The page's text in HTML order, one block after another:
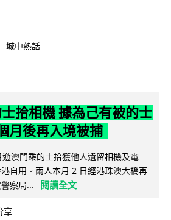
城中熱話
拾相機 據為己有被的士
月後再入境被捕
澳門乘的士拾獲他人遺留相機及電
自用。兩人本月 2 日經港珠澳大橋再
察局...
閱讀全文
享